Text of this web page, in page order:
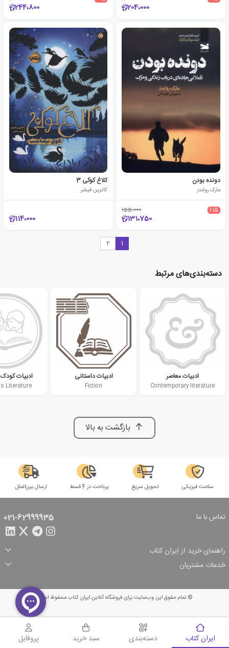
204،000 244،800
دونده بودن
مارک رولندز
٪15 155،000
131،750
کلاغ کوکی 3
کاترین فیشر
114،000
1
2
دسته‌بندی‌های مرتبط
ادبیات معاصر
Contemporary literature
ادبیات داستانی
Fiction
ادبیات
Literature
بازگشت به بالا
سلامت فیزیکی تحویل سریع پرداخت در 4 قسط ارسال بین‌الملل
تماس با ما 021-62999935
راهنمای خرید از ایران کتاب
ثبت سفارش
شرایط ارسال سفارش
شیوه پرداخت
تخفیف‌های خرید
خدمات مشتریان
© تمام حقوق این وب‌سایت برای فروشگاه آنلاین ایران کتاب محفوظ است.
ایران کتاب دسته‌بندی
سبد خرید
سبد خرید پروفایل